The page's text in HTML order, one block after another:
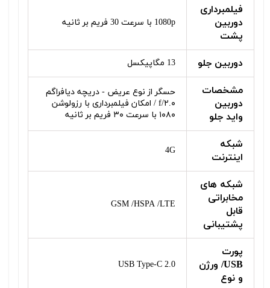
فیلمبرداری
دوربین
پشت
1080p با سرعت 30 فریم بر ثانیه
دوربین جلو 13 مگاپیکسل
مشخصات
دوربین
واید جلو
حسگر از نوع عریض - دریچه دیافراگم
f/۲.۰ / امکان فیلمبرداری با رزولوشن
۱۰۸۰ با سرعت ۳۰ فریم بر ثانیه
شبکه
اینترنت
4G
شبکه‌ های
مخابراتی
قابل
پشتیبانی
GSM /HSPA /LTE
پورت
USB/ ورژن
و نوع
USB Type-C 2.0